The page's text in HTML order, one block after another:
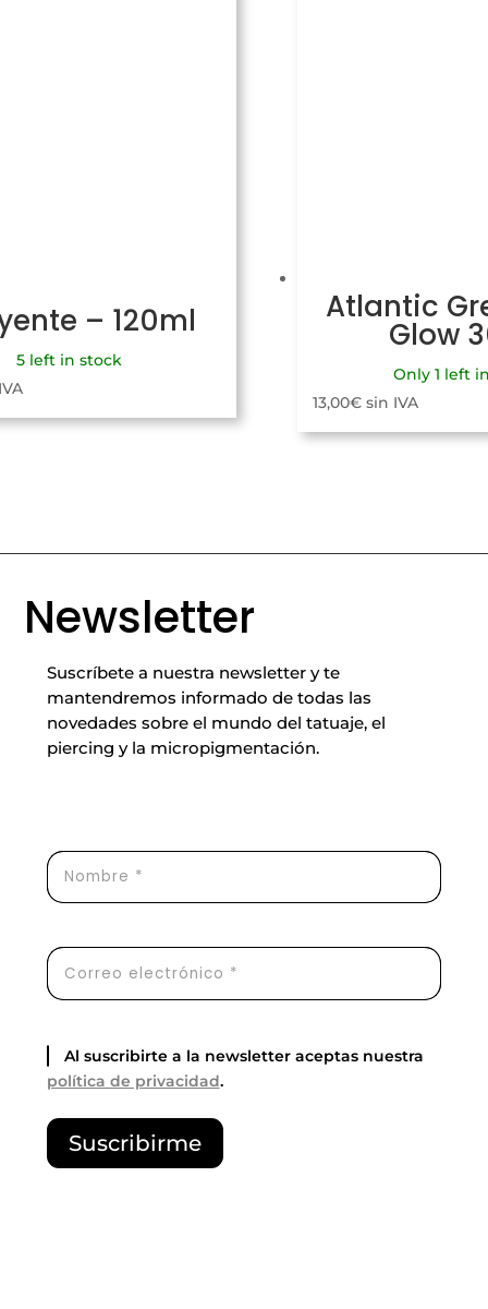
– 120ml
5 left in stock
Atlantic
Glow
Only 1 left
13,00€ sin IVA
Newsletter
Suscríbete a nuestra newsletter y te
mantendremos informado de todas las
novedades sobre el mundo del tatuaje, el
piercing y la micropigmentación.
Al suscribirte a la newsletter aceptas nuestra
política de privacidad.
P
o
Suscribirme